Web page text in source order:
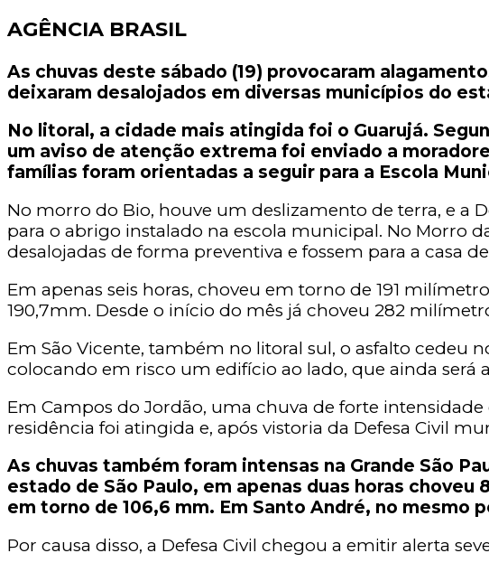
AGÊNCIA BRASIL
As chuvas deste sábado (19) provocaram
deixaram desalojados em diversas municípios do
No litoral, a cidade mais atingida foi o Guarujá.
um aviso de atenção extrema foi enviado a
famílias foram orientadas a seguir para a Escola
No morro do Bio, houve um deslizamento de terra, e a
para o abrigo instalado na escola municipal. No Morro
desalojadas de forma preventiva e fossem para a casa
Em apenas seis horas, choveu em torno de 191
190,7mm. Desde o início do mês já choveu 282
Em São Vicente, também no litoral sul, o asfalto cedeu
colocando em risco um edifício ao lado, que ainda será
Em Campos do Jordão, uma chuva de forte
residência foi atingida e, após vistoria da Defesa Civil
As chuvas também foram intensas na Grande São
estado de São Paulo, em apenas duas horas
em torno de 106,6 mm. Em Santo André, no mesmo
Por causa disso, a Defesa Civil chegou a emitir alerta